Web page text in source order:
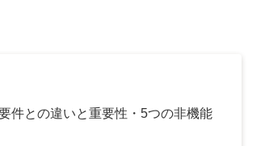
件との違いと重要性・5つの非機能